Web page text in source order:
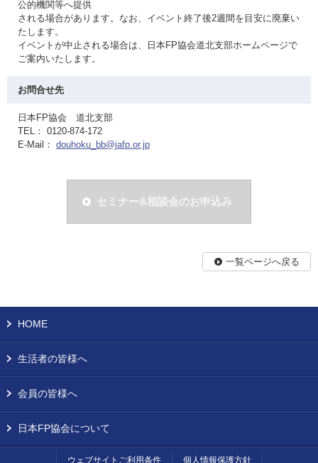
公的機関等へ提供
される場合があります。なお、イベント終了後2週間を目安に廃棄い
たします。
イベントが中止される場合は、日本FP協会道北支部ホームページで
ご案内いたします。
お問合せ先
日本FP協会 道北支部
TEL： 0120-874-172
E-Mail： douhoku_bb@jafp.or.jp
セミナー&相談会のお申込み
一覧ページへ戻る
HOME
生活者の皆様へ
会員の皆様へ
日本FP協会について
ウェブサイトご利用条件 個人情報保護方針